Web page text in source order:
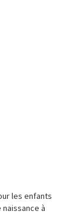
les enfants
à